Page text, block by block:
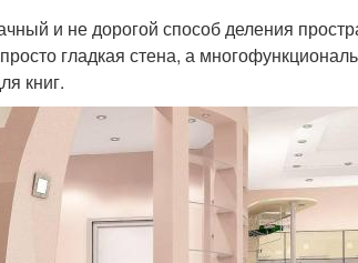
и не дорогой способ деления
гладкая стена, а
книг.